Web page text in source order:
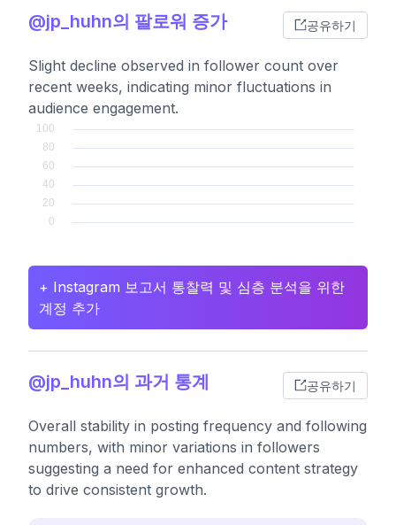
@jp_huhn의 팔로워 증가 공유하기
Slight decline observed in follower count over
recent weeks, indicating minor fluctuations in
audience engagement.
+ Instagram 보고서 통찰력 및 심층 분석을 위한
계정 추가
@jp_huhn의 과거 통계 공유하기
Overall stability in posting frequency and following
numbers, with minor variations in followers
suggesting a need for enhanced content strategy
to drive consistent growth.